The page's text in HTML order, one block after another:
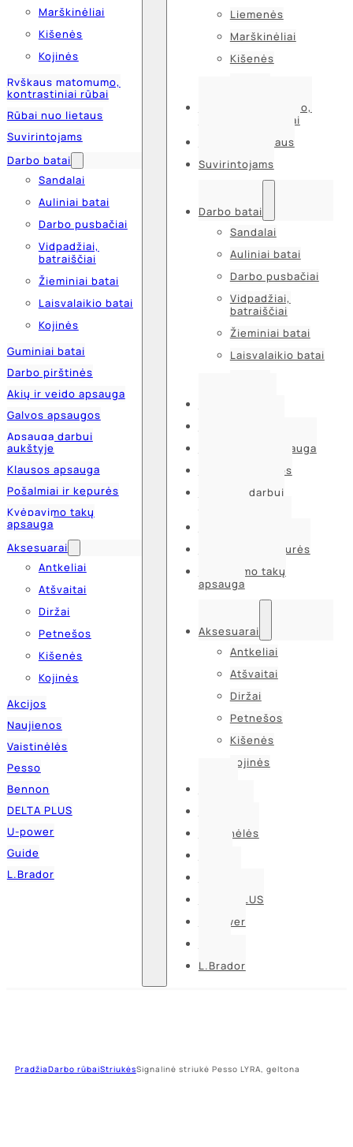
Marškinėliai
Kišenės
Kojinės
Ryškaus matomumo,
kontrastiniai rūbai
Rūbai nuo lietaus
Suvirintojams
Darbo batai
Sandalai
Auliniai batai
Darbo pusbačiai
Vidpadžiai,
batraiščiai
Žieminiai batai
Laisvalaikio batai
Kojinės
Guminiai batai
Darbo pirštinės
Akių ir veido apsauga
Galvos apsaugos
Apsauga darbui
aukštyje
Klausos apsauga
Pošalmiai ir kepurės
Kvėpavimo takų
apsauga
Aksesuarai
Antkeliai
Atšvaitai
Diržai
Petnešos
Kišenės
Kojinės
Akcijos
Naujienos
Vaistinėlės
Pesso
Bennon
DELTA PLUS
U-power
Guide
L.Brador
Liemenės
Marškinėliai
Kišenės
Ryškaus matomumo,
kontrastiniai rūbai
Rūbai nuo lietaus
Suvirintojams
Darbo batai
Sandalai
Auliniai batai
Darbo pusbačiai
Vidpadžiai,
batraiščiai
Žieminiai batai
Laisvalaikio batai
Akių ir veido apsauga
Galvos apsaugos
Apsauga darbui
Pošalmiai ir kepurės
Kvėpavimo takų
apsauga
Aksesuarai
Antkeliai
Atšvaitai
Diržai
Petnešos
Kišenės
Kojinės
Vaistinėlės
DELTA PLUS
U-power
L.Brador
PradžiaDarbo rūbaiStriukėsSignalinė striukė Pesso LYRA, geltona